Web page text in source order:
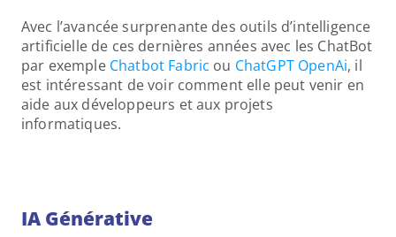
Avec l’avancée surprenante des outils d’intelligence
artificielle de ces dernières années avec les ChatBot
par exemple Chatbot Fabric ou ChatGPT OpenAi, il
est intéressant de voir comment elle peut venir en
aide aux développeurs et aux projets
informatiques.
IA Générative